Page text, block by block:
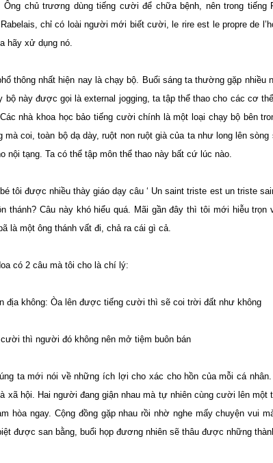
Ông chủ trương dùng tiếng cười để chữa bệnh, nên trong tiếng
chỉ có loài người mới biết cười, le rire est le propre de
hãy xử dụng nó.
thông nhất hiện nay là chạy bộ. Buổi sáng ta thường gặp
bộ này được gọi là external jogging, ta tập thể thao cho các cơ
nhà khoa học bảo tiếng cười chính là một loại chạy bộ bên
mà coi, toàn bộ dạ dày, ruột non ruột già của ta như long lên
nội tạng. Ta có thể tập môn thể thao này bất cứ lúc nào.
tôi được nhiều thày giáo dạy câu ‘ Un saint triste est un triste
thánh? Câu này khó hiểu quá. Mãi gần đây thì tôi mới hiễu
là một ông thánh vất đi, chả ra cái gì cả.
có 2 câu mà tôi cho là chí lý:
địa không: Òa lên được tiếng cười thì sẽ coi trời đất như không
thì người đó không nên mở tiệm buôn bán
ta mới nói về những ích lợi cho xác cho hồn của mỗi cá
xã hội. Hai người đang giận nhau mà tự nhiên cùng cười lên
hòa ngay. Cộng đồng gặp nhau rồi nhờ nghe mấy chuyện vui
được san bằng, buổi họp đương nhiên sẽ thâu được những